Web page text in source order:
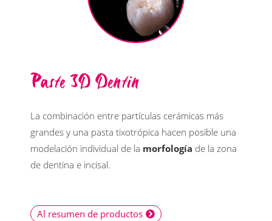
Paste 3D Dentin
La combinación entre partículas cerámicas más
grandes y una pasta tixotrópica hacen posible una
modelación individual de la morfología de la zona
de dentina e incisal.
Al resumen de productos